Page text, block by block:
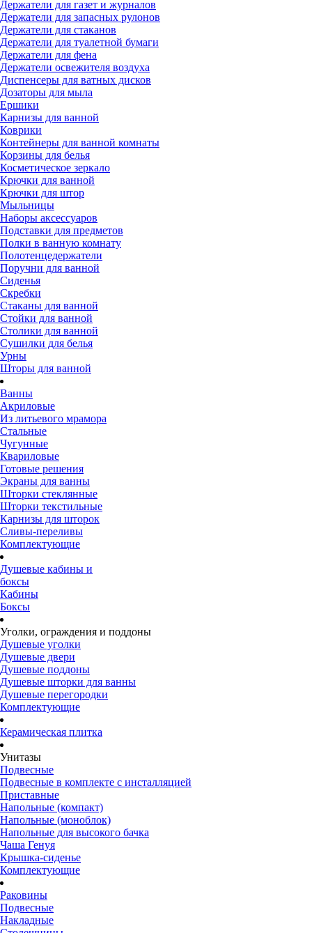
Держатели для газет и журналов
Держатели для запасных рулонов
Держатели для стаканов
Держатели для туалетной бумаги
Держатели для фена
Держатели освежителя воздуха
Диспенсеры для ватных дисков
Дозаторы для мыла
Ершики
Карнизы для ванной
Коврики
Контейнеры для ванной комнаты
Корзины для белья
Косметическое зеркало
Крючки для ванной
Крючки для штор
Мыльницы
Наборы аксессуаров
Подставки для предметов
Полки в ванную комнату
Полотенцедержатели
Поручни для ванной
Сиденья
Скребки
Стаканы для ванной
Стойки для ванной
Столики для ванной
Сушилки для белья
Урны
Шторы для ванной
Ванны
Акриловые
Из литьевого мрамора
Стальные
Чугунные
Квариловые
Готовые решения
Экраны для ванны
Шторки стеклянные
Шторки текстильные
Карнизы для шторок
Сливы-переливы
Комплектующие
Душевые кабины и
боксы
Кабины
Боксы
Уголки, ограждения и поддоны
Душевые уголки
Душевые двери
Душевые поддоны
Душевые шторки для ванны
Душевые перегородки
Комплектующие
Керамическая плитка
Унитазы
Подвесные
Подвесные в комплекте с инсталляцией
Приставные
Напольные (компакт)
Напольные (моноблок)
Напольные для высокого бачка
Чаша Генуя
Крышка-сиденье
Комплектующие
Раковины
Подвесные
Накладные